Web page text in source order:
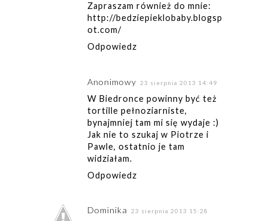
Zapraszam również do mnie:
http://bedziepieklobaby.blogsp
ot.com/
Odpowiedz
Anonimowy 23 sierpnia 2013 14:49
W Biedronce powinny być też
tortille pełnoziarniste,
bynajmniej tam mi się wydaje :)
Jak nie to szukaj w Piotrze i
Pawle, ostatnio je tam
widziałam.
Odpowiedz
Dominika 23 sierpnia 2013 15:28